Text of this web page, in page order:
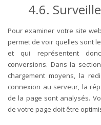
4.6.
Pour examiner votre site
permet de voir quelles sont
et qui représentent
conversions. Dans la
chargement moyens, la
connexion au serveur, la
de la page sont analysés.
de votre page doit être